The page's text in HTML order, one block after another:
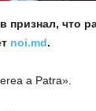
что
noi.md.
a Patra».